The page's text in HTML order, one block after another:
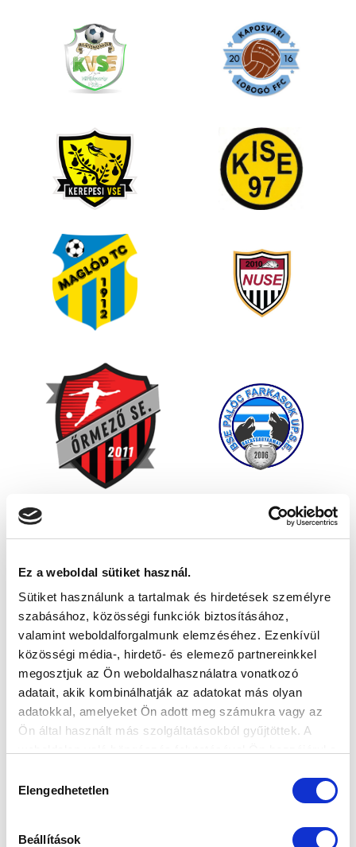
Ez a weboldal sütiket használ.
Sütiket használunk a tartalmak és hirdetések személyre
szabásához, közösségi funkciók biztosításához,
valamint weboldalforgalmunk elemzéséhez. Ezenkívül
közösségi média-, hirdető- és elemező partnereinkkel
megosztjuk az Ön weboldalhasználatra vonatkozó
adatait, akik kombinálhatják az adatokat más olyan
adatokkal, amelyeket Ön adott meg számukra vagy az
Ön által használt más szolgáltatásokból gyűjtöttek. A
kiválasztása
Elengedhetetlen
Beállítások